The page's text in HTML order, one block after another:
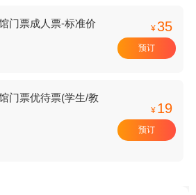
门票成人票-标准价 ¥35
预订
门票优待票(学生/教
¥ 19
预订